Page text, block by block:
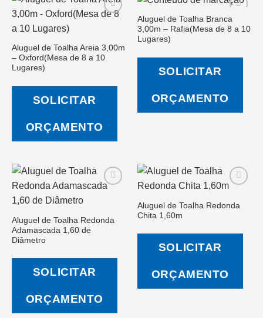
Salvar
na Lista
Aluguel de Toalha Areia 3,00m
– Oxford(Mesa de 8 a 10
Lugares)
SOLICITAR
ORÇAMENTO
na Lista
Desejos
Aluguel de Toalha Branca
3,00m – Rafia(Mesa de 8 a 10
Lugares)
SOLICITAR
ORÇAMENTO
Salvar
Aluguel de Toalha Redonda
Adamascada 1,60 de
Diâmetro
SOLICITAR
ORÇAMENTO
Desejos
Aluguel de Toalha Redonda
Chita 1,60m
SOLICITAR
ORÇAMENTO